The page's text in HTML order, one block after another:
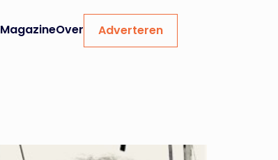
MagazineOver Adverteren